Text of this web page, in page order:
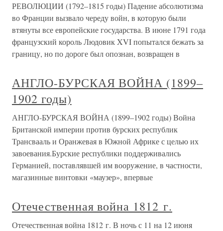
РЕВОЛЮЦИИ (1792–1815 годы) Падение абсолютизма
во Франции вызвало череду войн, в которую были
втянуты все европейские государства. В июне 1791 года
французский король Людовик XVI попытался бежать за
границу, но по дороге был опознан, возвращен в
АНГЛО-БУРСКАЯ ВОЙНА (1899–
1902 годы)
АНГЛО-БУРСКАЯ ВОЙНА (1899–1902 годы) Война
Британской империи против бурских республик
Трансвааль и Оранжевая в Южной Африке с целью их
завоевания.Бурские республики поддерживались
Германией, поставлявшей им вооружение, в частности,
магазинные винтовки «маузер», впервые
Отечественная война 1812 г.
Отечественная война 1812 г. В ночь с 11 на 12 июня